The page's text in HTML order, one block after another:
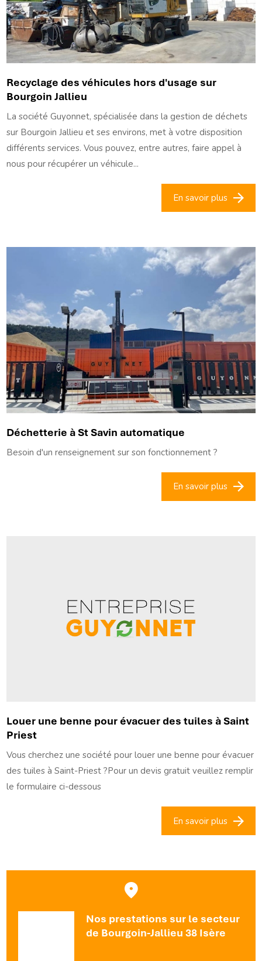
Recyclage des véhicules hors d'usage sur
Bourgoin Jallieu
La société Guyonnet, spécialisée dans la gestion de déchets
sur Bourgoin Jallieu et ses environs, met à votre disposition
différents services. Vous pouvez, entre autres, faire appel à
nous pour récupérer un véhicule...
En savoir plus
Déchetterie à St Savin automatique
Besoin d'un renseignement sur son fonctionnement ?
En savoir plus
Louer une benne pour évacuer des tuiles à Saint
Priest
Vous cherchez une société pour louer une benne pour évacuer
des tuiles à Saint-Priest ?Pour un devis gratuit veuillez remplir
le formulaire ci-dessous
En savoir plus
Nos prestations sur le secteur
de Bourgoin-Jallieu 38 Isère